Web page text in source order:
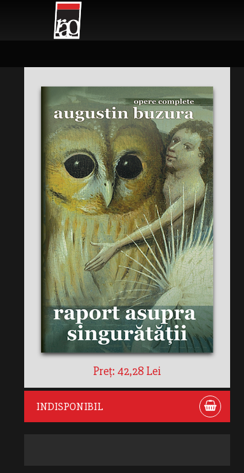
Preț: 42,28 Lei
INDISPONIBIL